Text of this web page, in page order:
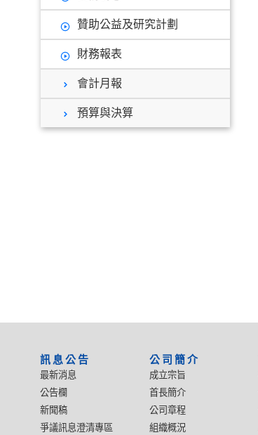
贊助公益及研究計劃
財務報表
會計月報
預算與決算
訊息公告
最新消息
公告欄
新聞稿
爭議訊息澄清專區
公司簡介
成立宗旨
首長簡介
公司章程
組織概況